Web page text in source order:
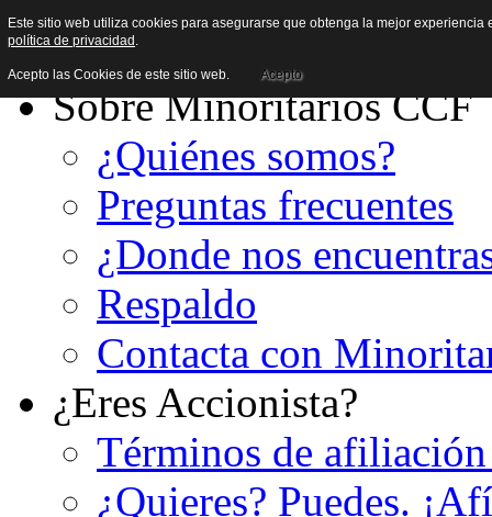
Sobre Minoritarios CCF
¿Quiénes somos?
Preguntas frecuentes
¿Donde nos
Respaldo
Contacta con
¿Eres Accionista?
Términos de
¿Quieres? Puedes.
Este sitio web utiliza cookies para asegurarse que obtenga la mejor
política de privacidad .
Acepto las Cookies de este sitio web. Acepto